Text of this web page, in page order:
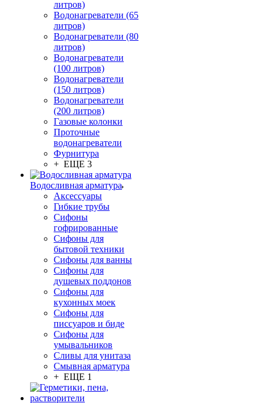
литров)
Водонагреватели (65
литров)
Водонагреватели (80
литров)
Водонагреватели
(100 литров)
Водонагреватели
(150 литров)
Водонагреватели
(200 литров)
Газовые колонки
Проточные
водонагреватели
Фурнитура
+ ЕЩЕ 3
Водосливная арматура
Аксессуары
Гибкие трубы
Сифоны
гофрированные
Сифоны для
бытовой техники
Сифоны для ванны
Сифоны для
душевых поддонов
Сифоны для
кухонных моек
Сифоны для
писсуаров и биде
Сифоны для
умывальников
Сливы для унитаза
Смывная арматура
+ ЕЩЕ 1